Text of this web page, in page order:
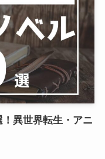
異世界転生・アニ